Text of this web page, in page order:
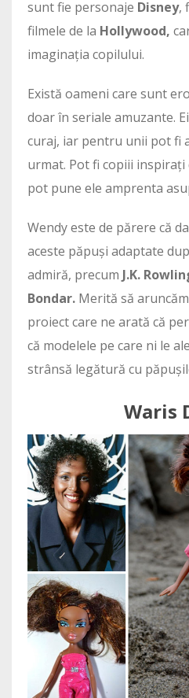
sunt fie personaje Disney,
filmele de la Hollywood,
imaginația copilului.
Există oameni care sunt
doar în seriale amuzante.
curaj, iar pentru unii pot fi
urmat. Pot fi copiii inspirați
pot pune ele amprenta
Wendy este de părere că
aceste păpuși adaptate
admiră, precum J.K.
Bondar. Merită să
proiect care ne arată că
că modelele pe care ni le
strânsă legătură cu
Waris